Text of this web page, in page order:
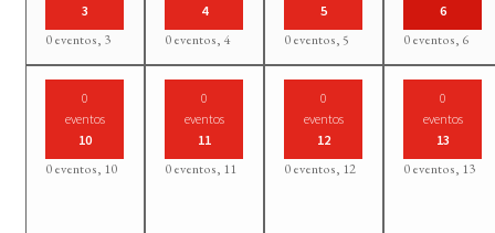
3
0 eventos, 3
4
0 eventos, 4
5
0 eventos,5
6
0 eventos, 6
0
eventos
10
0 eventos, 10
0
eventos
11
0 eventos, 11
0
eventos
12
0 eventos, 12
0
eventos
13
0 eventos, 13